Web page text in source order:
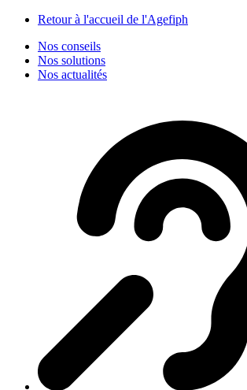
Retour à l'accueil de l'Agefiph
Nos conseils
Nos solutions
Nos actualités